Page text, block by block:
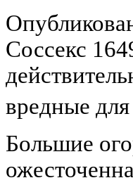
Соссекс
вредные
Большие